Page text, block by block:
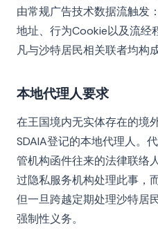
由常规广告技术数据流触发
地址、行为Cookie以及流经
凡与沙特居民相关联者均构
本地代理人要求
在王国境内无实体存在的境
SDAIA登记的本地代理人。
管机构函件往来的法律联络
过隐私服务机构处理此事
但一旦跨越定期处理沙特居
强制性义务。